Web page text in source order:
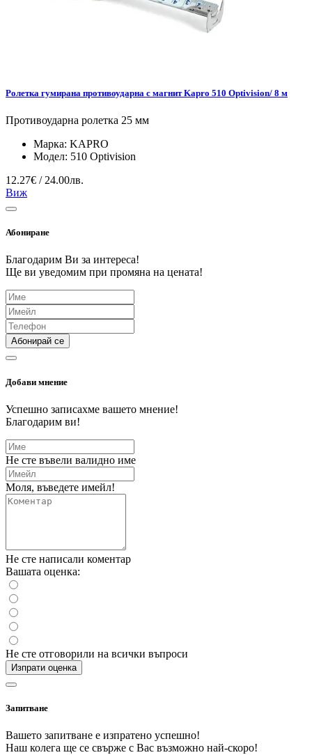
Ролетка гумирана противоударна с магнит Kapro 510 Optivision/ 8 м
Противоударна ролетка 25 мм
Марка: KAPRO
Модел: 510 Optivision
12.27€ / 24.00лв.
Виж
Абониране
Благодарим Ви за интереса!
Ще ви уведомим при промяна на цената!
Абонирай се
Добави мнение
Успешно записахме вашето мнение!
Благодарим ви!
Не сте въвели валидно име
Моля, въведете имейл!
Не сте написали коментар
Вашата оценка:
Не сте отговорили на всички въпроси
Изпрати оценка
Запитване
Вашето запитване е изпратено успешно!
Наш колега ще се свърже с Вас възможно най-скоро!